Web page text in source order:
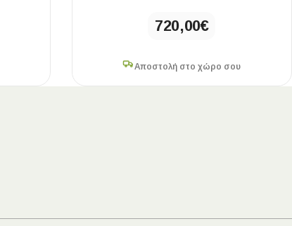
720,00€
Αποστολή στο χώρο σου